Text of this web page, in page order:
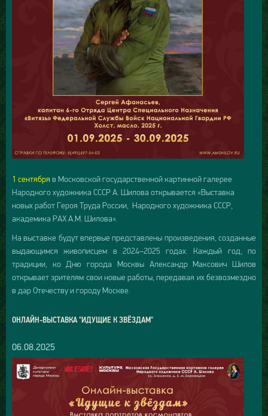
1 сентября в Московской государственной картинной галерее
Народного художника СССР А. Шилова открывается «Выставка
новых работ Героя Труда России, Народного художника СССР,
академика РАХ А.М. Шилова».
На выставке будут впервые представлены произведения, созданные
выдающимся живописцем в 2024–2025 годах. Каждый год, по
традиции, ко Дню города Москвы Александр Максович Шилов
открывает зрителям свои новые работы, передавая их безвозмездно
в дар Отечеству и городу Москве.
ОНЛАЙН-ВЫСТАВКА "ИДУЩИЕ К ЗВЁЗДАМ"
06.08.2025